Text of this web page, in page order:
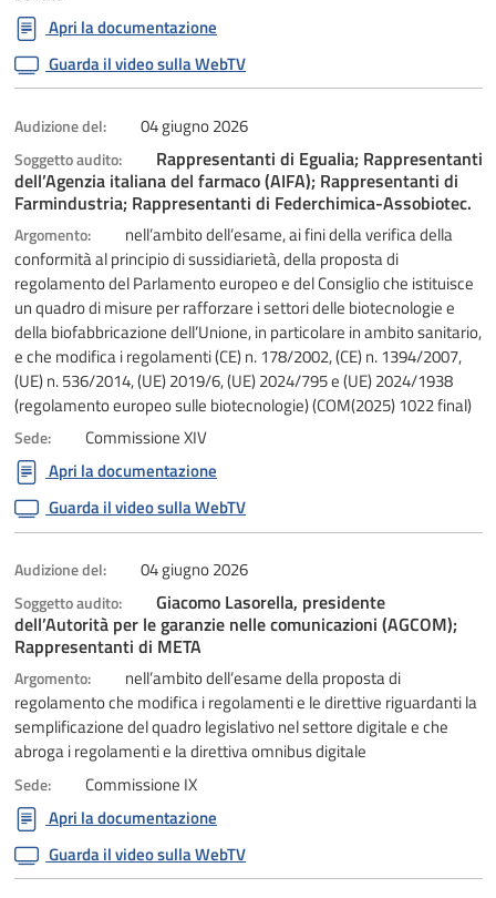
Apri la documentazione
Guarda il video sulla WebTV
Audizione del: 04 giugno 2026
Soggetto audito:
Rappresentanti di Egualia; Rappresentanti
dell’Agenzia italiana del farmaco (AIFA); Rappresentanti di
Farmindustria; Rappresentanti di Federchimica-Assobiotec.
Argomento:
nell’ambito dell’esame, ai fini della verifica della
conformità al principio di sussidiarietà, della proposta di
regolamento del Parlamento europeo e del Consiglio che istituisce
un quadro di misure per rafforzare i settori delle biotecnologie e
della biofabbricazione dell’Unione, in particolare in ambito sanitario,
e che modifica i regolamenti (CE) n. 178/2002, (CE) n. 1394/2007,
(UE) n. 536/2014, (UE) 2019/6, (UE) 2024/795 e (UE) 2024/1938
(regolamento europeo sulle biotecnologie) (COM(2025) 1022 final)
Sede:
Commissione XIV
Apri la documentazione
Guarda il video sulla WebTV
Audizione del: 04 giugno 2026
Soggetto audito:
Giacomo Lasorella, presidente
dell’Autorità per le garanzie nelle comunicazioni (AGCOM);
Rappresentanti di META
Argomento:
nell’ambito dell’esame della proposta di
regolamento che modifica i regolamenti e le direttive riguardanti la
semplificazione del quadro legislativo nel settore digitale e che
abroga i regolamenti e la direttiva omnibus digitale
Sede:
Commissione IX
Apri la documentazione
Guarda il video sulla WebTV